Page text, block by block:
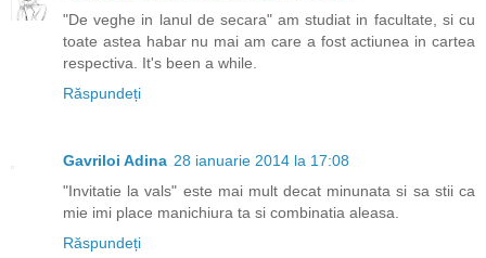
"De veghe in lanul de secara" am studiat in facultate, si cu
toate astea habar nu mai am care a fost actiunea in cartea
respectiva. It's been a while.
Răspundeți
Gavriloi Adina 28 ianuarie 2014 la 17:08
"Invitatie la vals" este mai mult decat minunata si sa stii ca
mie imi place manichiura ta si combinatia aleasa.
Răspundeți